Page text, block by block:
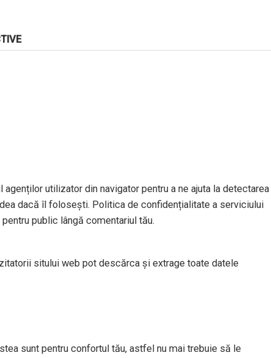
utilizator din navigator pentru a ne ajuta la detectarea
dacă îl folosești. Politica de confidențialitate a serviciului
public lângă comentariul tău.
sitului web pot descărca și extrage toate datele
sunt pentru confortul tău, astfel nu mai trebuie să le